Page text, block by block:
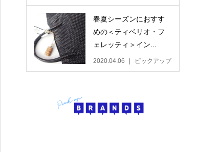
春夏シーズンにおすす
めの＜ティベリオ・フ
ェレッティ＞イン...
2020.04.06 ピックアップ